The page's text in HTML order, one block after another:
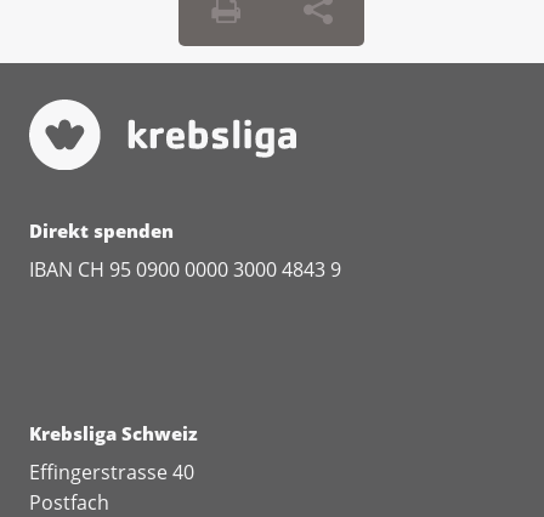
Direkt spenden
IBAN CH 95 0900 0000 3000 4843 9
Krebsliga Schweiz
Effingerstrasse 40
Postfach